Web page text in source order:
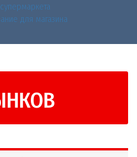
для магазина